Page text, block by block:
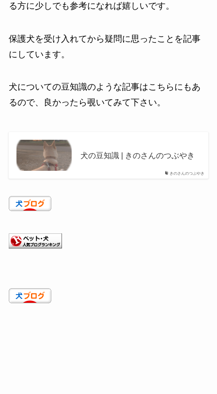
る方に少しでも参考になれば嬉しいです。
保護犬を受け入れてから疑問に思ったことを記事
にしています。
犬についての豆知識のような記事はこちらにもあ
るので、良かったら覗いてみて下さい。
きのさんのつぶやき
犬の豆知識 | きのさんのつぶやき